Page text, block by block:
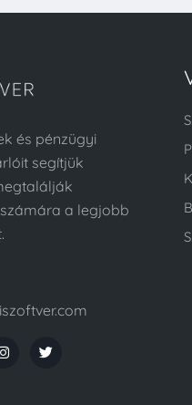
és pénzügyi
segítjük
a legjobb